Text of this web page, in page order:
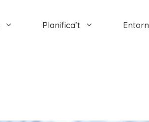
Planifica’t Entorn